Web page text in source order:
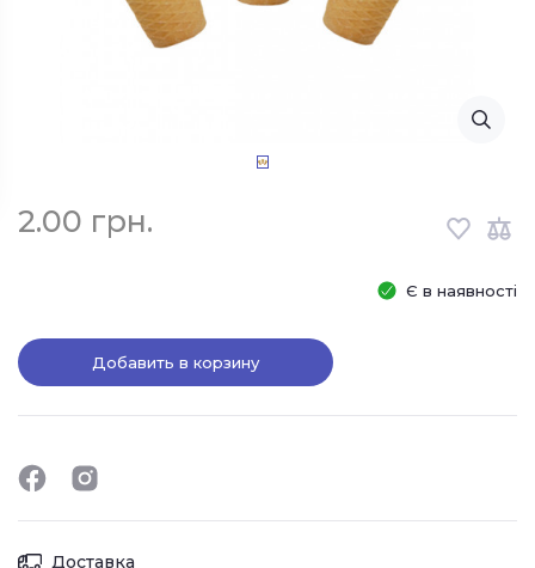
2.00 грн.
Є в наявності
Добавить в корзину
Доставка